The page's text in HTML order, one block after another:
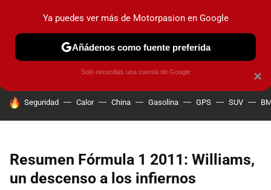
PRUEBAS COCHES ELÉCTRICOS OBSERVATORIO
HOY SE HABLA DE
Seguridad Calor China Gasolina GPS SUV
Resumen Fórmula 1 2011: Williams,
un descenso a los infiernos
×
Ya puedes ver más de Motorpasion en Google
Añádenos como fuente preferida
Solo necesitas una cuenta de Google